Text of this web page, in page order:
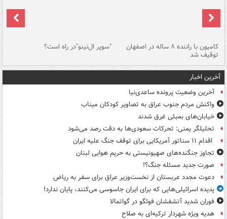
کامیون با راننده ۸ ساله در اصفهان
توقیف شد
"سوپر ال‌نینو"در راه است؟
آخرین اخبار
آخرین وضعیت پرونده ساعدی‌نیا
واکنش مردم جنوب عراق به تصاویر کودکان میناب
خیابان‌های بمبئی غرق شدند
تحلیلگر یمنی: تحرکات سعودی‌ها به دقت رصد می‌شود
اقدام ۱۱ سناتور آمریکایی برای توقف جنگ علیه ایران
تجاوز جنگنده‌های صهیونیستی به حریم هوایی لبنان
صورت جدید مسئله جنگ؟!
دعوت مجدد عربستان از نخست‌وزیر عراق برای سفر به ریاض
پدیده اسرائیلی‌هایی که برای ایران جاسوسی می‌کنند، پایان ندارد!
فوران شدید آتشفشان فوئگو در گواتمالا
هدیه ویژه شهردار ترکیه‌ای به صلاح